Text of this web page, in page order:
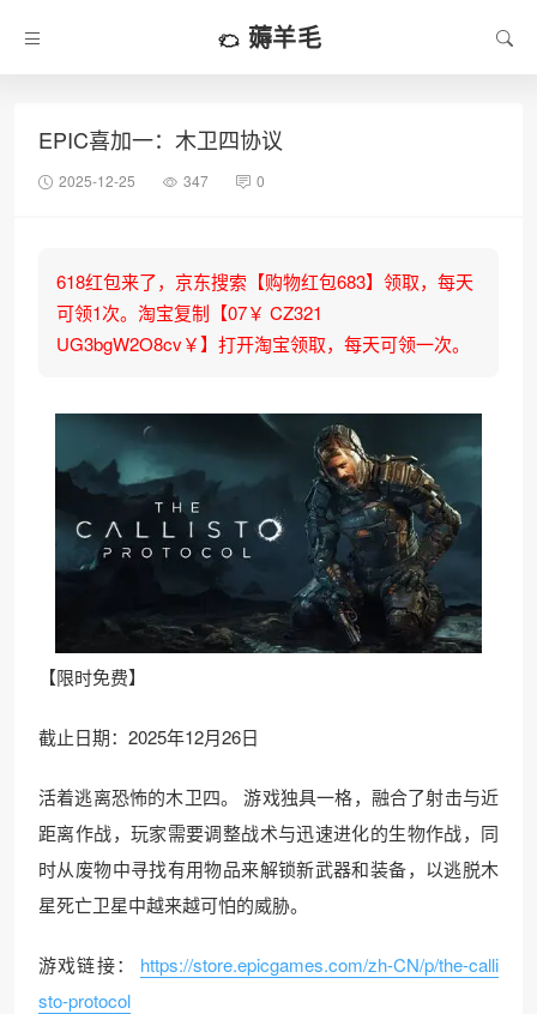
薅羊毛
EPIC喜加一：木卫四协议
2025-12-25 347 0
618红包来了，京东搜索【购物红包683】领取，每天
可领1次。淘宝复制【07￥ CZ321
UG3bgW2O8cv￥】打开淘宝领取，每天可领一次。
【限时免费】
截止日期：2025年12月26日
活着逃离恐怖的木卫四。 游戏独具一格，融合了射击与近
距离作战，玩家需要调整战术与迅速进化的生物作战，同
时从废物中寻找有用物品来解锁新武器和装备，以逃脱木
星死亡卫星中越来越可怕的威胁。
游戏链接：
https://store.epicgames.com/zh-CN/p/the-calli
sto-protocol